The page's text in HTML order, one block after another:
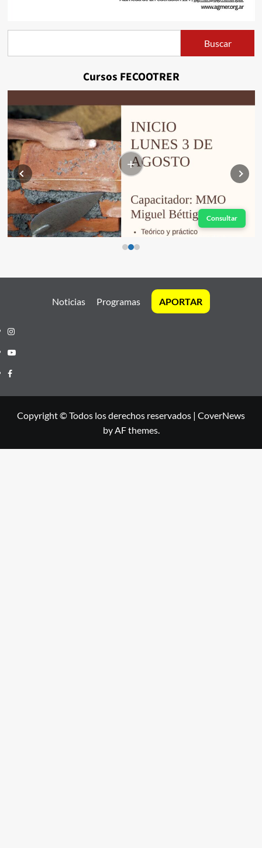
Buscar
Cursos FECOOTRER
+
Consultar
Noticias Programas APORTAR
Instagram
Youtube
Facebook
Copyright © Todos los derechos reservados | CoverNews
by AF themes.